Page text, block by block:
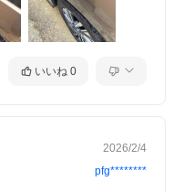
いいね 0
2026/2/4
pfg********